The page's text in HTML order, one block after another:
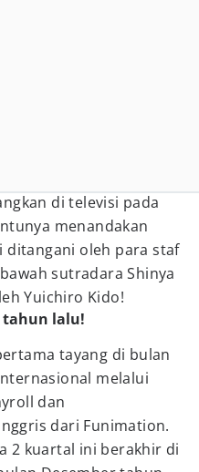
di televisi pada
menandakan
ditangani oleh para staf
sutradara Shinya
Yuichiro Kido!
tahun lalu!
tayang di bulan
melalui
dan
dari Funimation.
2 kuartal ini berakhir di